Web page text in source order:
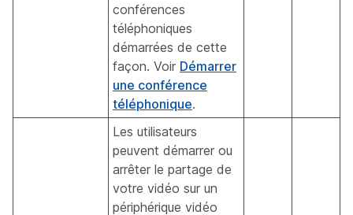
conférences
téléphoniques
démarrées de cette
façon. Voir Démarrer
une conférence
téléphonique.
Les utilisateurs
peuvent démarrer ou
arrêter le partage de
votre vidéo sur un
périphérique vidéo